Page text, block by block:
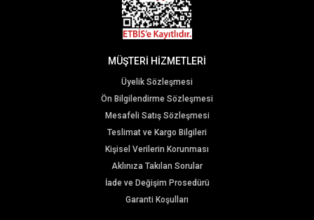
MÜŞTERİ HİZMETLERİ
Üyelik Sözleşmesi
Ön Bilgilendirme Sözleşmesi
Mesafeli Satış Sözleşmesi
Teslimat ve Kargo Bilgileri
Kişisel Verilerin Korunması
Aklınıza Takılan Sorular
İade ve Değişim Prosedürü
Garanti Koşulları